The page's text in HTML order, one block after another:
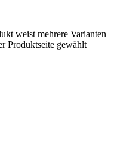
weist mehrere Varianten
Produktseite gewählt